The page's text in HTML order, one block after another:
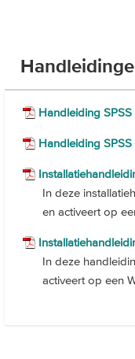
Handleiding
Handleiding
In deze
en activeert op
In deze
activeert op een